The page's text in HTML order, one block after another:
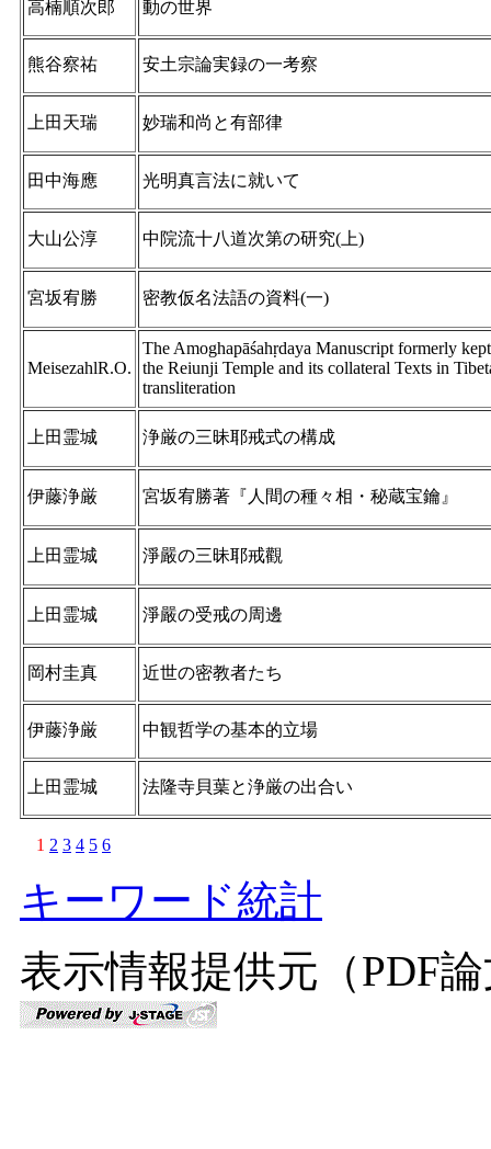
高楠順次郎 動の世界
熊谷察祐 安土宗論実録の一考察
上田天瑞 妙瑞和尚と有部律
田中海應 光明真言法に就いて
大山公淳 中院流十八道次第の研究(上)
宮坂宥勝 密教仮名法語の資料(一)
MeisezahlR.O.
The Amoghapāśahṛdaya Manuscript formerly
the Reiunji Temple and its collateral Texts in
transliteration
上田霊城 浄厳の三昧耶戒式の構成
伊藤浄厳 宮坂宥勝著『人間の種々相・秘蔵宝鑰』
上田霊城 淨嚴の三昧耶戒觀
上田霊城 淨嚴の受戒の周邊
岡村圭真 近世の密教者たち
伊藤浄厳 中観哲学の基本的立場
上田霊城 法隆寺貝葉と浄厳の出合い
1 2 3 4 5 6
キーワード統計
表示情報提供元（PDF